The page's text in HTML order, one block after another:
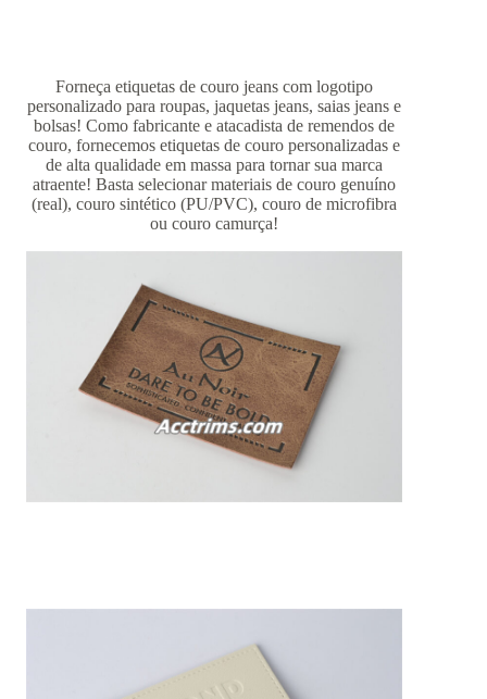
Forneça etiquetas de couro jeans com logotipo
personalizado para roupas, jaquetas jeans, saias jeans e
bolsas! Como fabricante e atacadista de remendos de
couro, fornecemos etiquetas de couro personalizadas e
de alta qualidade em massa para tornar sua marca
atraente! Basta selecionar materiais de couro genuíno
(real), couro sintético (PU/PVC), couro de microfibra
ou couro camurça!